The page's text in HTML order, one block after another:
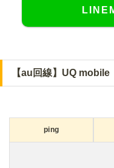
【au回線】UQ mobile
ping